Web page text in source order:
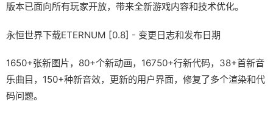
版本已面向所有玩家开放，带来全新游戏内容和技术优化。
永恒世界下载ETERNUM [0.8] - 变更日志和发布日期
1650+张新图片，80+个新动画，16750+行新代码，38+首新音
乐曲目，150+种新音效，更新的用户界面，修复了多个渲染和代
码问题。